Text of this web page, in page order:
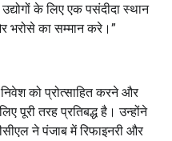
के लिए एक पसंदीदा स्थान
भरोसे का सम्मान करे।”
को प्रोत्साहित करने और
पूरी तरह प्रतिबद्ध है। उन्होंने
ने पंजाब में रिफाइनरी और